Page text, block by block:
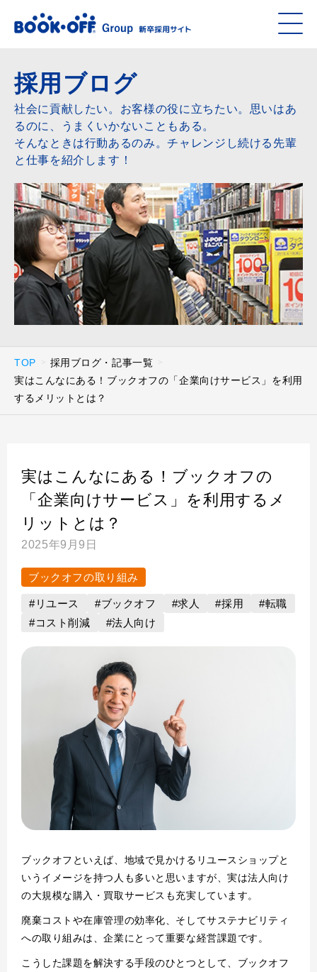
採用ブログ
社会に貢献したい。お客様の役に立ちたい。思いはあ
るのに、うまくいかないこともある。
そんなときは行動あるのみ。チャレンジし続ける先輩
と仕事を紹介します！
TOP
採用ブログ・記事一覧
実はこんなにある！ブックオフの「企業向けサービス」を利用
するメリットとは？
実はこんなにある！ブックオフの
「企業向けサービス」を利用するメ
リットとは？
2025年9月9日
ブックオフの取り組み
#リユース #ブックオフ #求人 #採用
#転職
#コスト削減
#法人向け
ブックオフといえば、地域で見かけるリユースショップと
いうイメージを持つ人も多いと思いますが、実は法人向け
の大規模な購入・買取サービスも充実しています。
廃棄コストや在庫管理の効率化、そしてサステナビリティ
への取り組みは、企業にとって重要な経営課題です。
こうした課題を解決する手段のひとつとして、ブックオフ